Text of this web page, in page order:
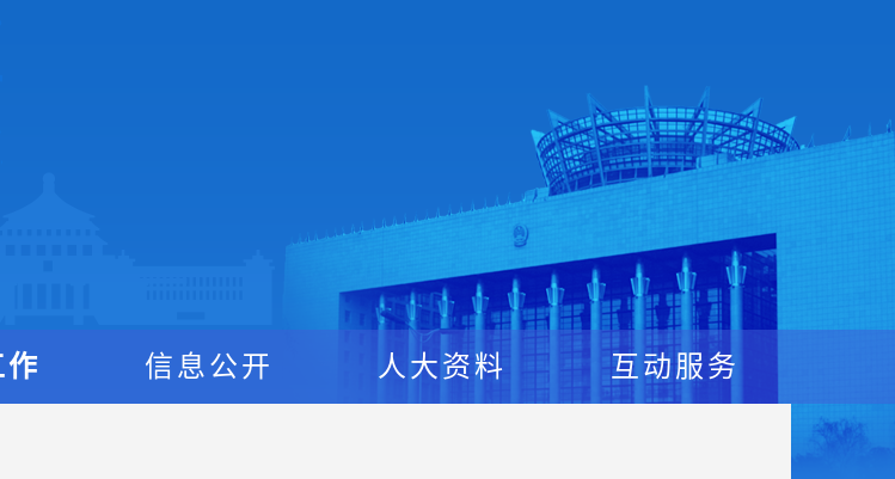
作 信息公开 人大资料 互动服务